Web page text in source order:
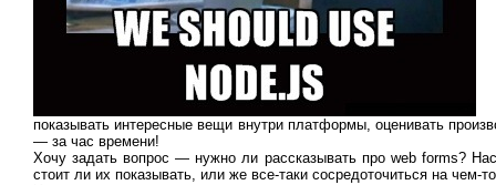
показывать интересные вещи внутри платформы, оценивать
— за час времени!
Хочу задать вопрос — нужно ли рассказывать про web forms?
стоит ли их показывать, или же все-таки сосредоточиться на чем-